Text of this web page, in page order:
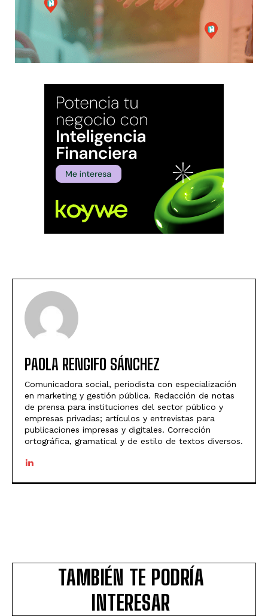
PAOLA RENGIFO SÁNCHEZ
Comunicadora social, periodista con especialización
en marketing y gestión pública. Redacción de notas
de prensa para instituciones del sector público y
empresas privadas; artículos y entrevistas para
publicaciones impresas y digitales. Corrección
ortográfica, gramatical y de estilo de textos diversos.
TAMBIÉN TE PODRÍA
INTERESAR